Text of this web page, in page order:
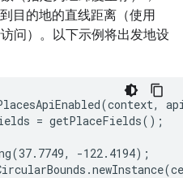
目的地的直线距离（使用
问）。以下示例将出发地设
= getPlaceFields();
-122.4194);